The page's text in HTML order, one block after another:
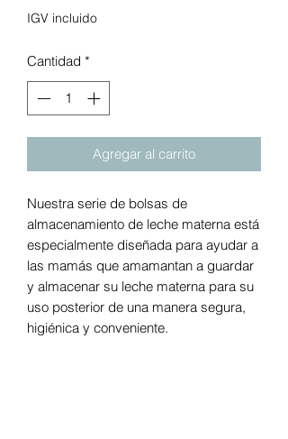
IGV incluido
Cantidad *
Agregar al carrito
Nuestra serie de bolsas de
almacenamiento de leche materna está
especialmente diseñada para ayudar a
las mamás que amamantan a guardar
y almacenar su leche materna para su
uso posterior de una manera segura,
higiénica y conveniente.